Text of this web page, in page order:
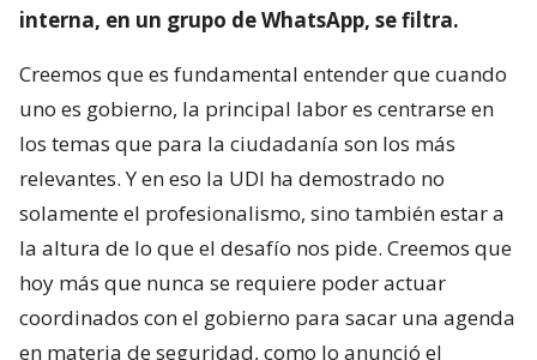
interna, en un grupo de WhatsApp, se filtra.
Creemos que es fundamental entender que cuando
uno es gobierno, la principal labor es centrarse en
los temas que para la ciudadanía son los más
relevantes. Y en eso la UDI ha demostrado no
solamente el profesionalismo, sino también estar a
la altura de lo que el desafío nos pide. Creemos que
hoy más que nunca se requiere poder actuar
coordinados con el gobierno para sacar una agenda
en materia de seguridad, como lo anunció el